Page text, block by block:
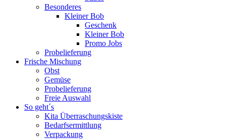
Besonderes
Kleiner Bob
Geschenk
Kleiner Bob
Promo Jobs
Probelieferung
Frische Mischung
Obst
Gemüse
Probelieferung
Freie Auswahl
So geht´s
Kita Überraschungskiste
Bedarfsermittlung
Verpackung